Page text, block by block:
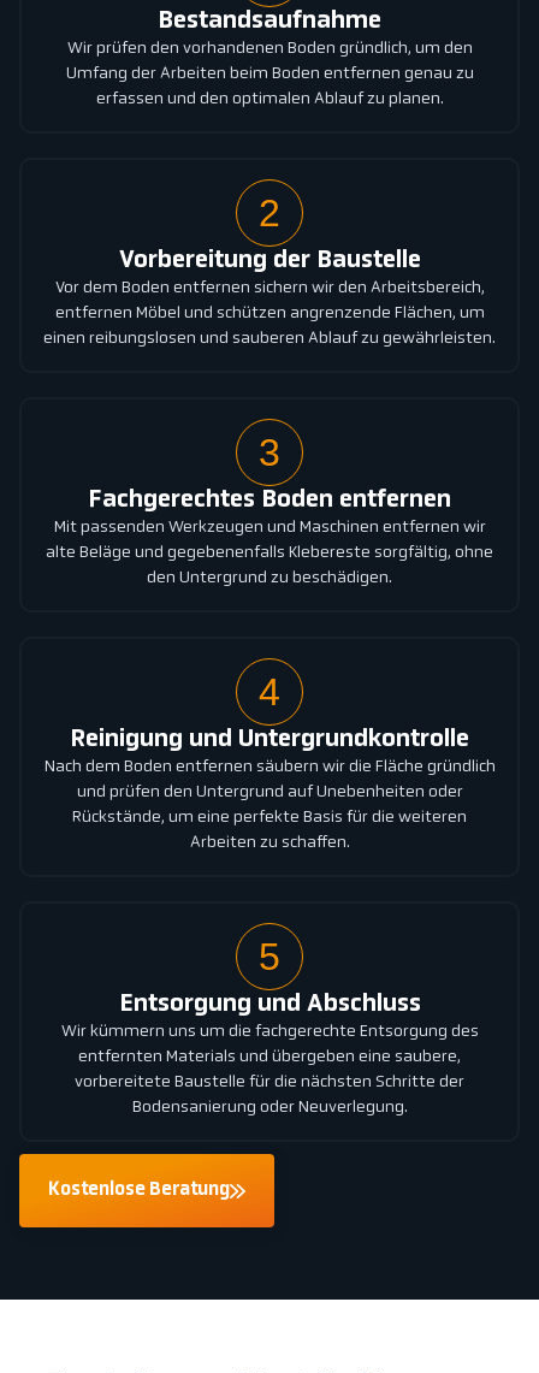
Bestandsaufnahme
Wir prüfen den vorhandenen Boden gründlich, um den
Umfang der Arbeiten beim Boden entfernen genau zu
erfassen und den optimalen Ablauf zu planen.
2
Vorbereitung der Baustelle
Vor dem Boden entfernen sichern wir den Arbeitsbereich,
entfernen Möbel und schützen angrenzende Flächen, um
einen reibungslosen und sauberen Ablauf zu gewährleisten.
3
Fachgerechtes Boden entfernen
Mit passenden Werkzeugen und Maschinen entfernen wir
alte Beläge und gegebenenfalls Klebereste sorgfältig, ohne
den Untergrund zu beschädigen.
4
Reinigung und Untergrundkontrolle
Nach dem Boden entfernen säubern wir die Fläche gründlich
und prüfen den Untergrund auf Unebenheiten oder
Rückstände, um eine perfekte Basis für die weiteren
Arbeiten zu schaffen.
5
Entsorgung und Abschluss
Wir kümmern uns um die fachgerechte Entsorgung des
entfernten Materials und übergeben eine saubere,
vorbereitete Baustelle für die nächsten Schritte der
Bodensanierung oder Neuverlegung.
Kostenlose Beratung